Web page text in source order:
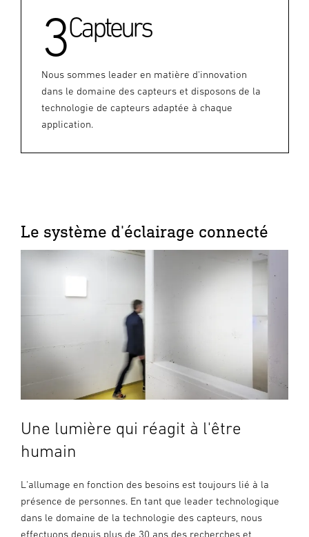
3Capteurs
Nous sommes leader en matière d'innovation
dans le domaine des capteurs et disposons de la
technologie de capteurs adaptée à chaque
application.
Le système d'éclairage connecté
Une lumière qui réagit à l'être
humain
L'allumage en fonction des besoins est toujours lié à la
présence de personnes. En tant que leader technologique
dans le domaine de la technologie des capteurs, nous
effectuons depuis plus de 30 ans des recherches et